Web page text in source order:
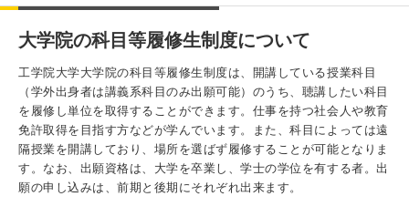
研究・産学連携
就職・キャリア
キャンパス
大学院の科目等履修生制度について
工学院大学大学院の科目等履修生制度は、開講している授業科目
（学外出身者は講義系科目のみ出願可能）のうち、聴講したい科目
を履修し単位を取得することができます。仕事を持つ社会人や教育
免許取得を目指す方などが学んでいます。また、科目によっては遠
隔授業を開講しており、場所を選ばず履修することが可能となりま
す。なお、出願資格は、大学を卒業し、学士の学位を有する者。出
願の申し込みは、前期と後期にそれぞれ出来ます。